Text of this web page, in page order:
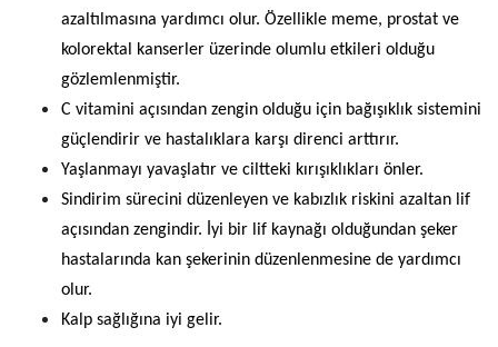
azaltılmasına yardımcı olur. Özellikle meme, prostat ve
kolorektal kanserler üzerinde olumlu etkileri olduğu
gözlemlenmiştir.
C vitamini açısından zengin olduğu için bağışıklık sistemini
güçlendirir ve hastalıklara karşı direnci arttırır.
Yaşlanmayı yavaşlatır ve ciltteki kırışıklıkları önler.
Sindirim sürecini düzenleyen ve kabızlık riskini azaltan lif
açısından zengindir. İyi bir lif kaynağı olduğundan şeker
hastalarında kan şekerinin düzenlenmesine de yardımcı
olur.
Kalp sağlığına iyi gelir.